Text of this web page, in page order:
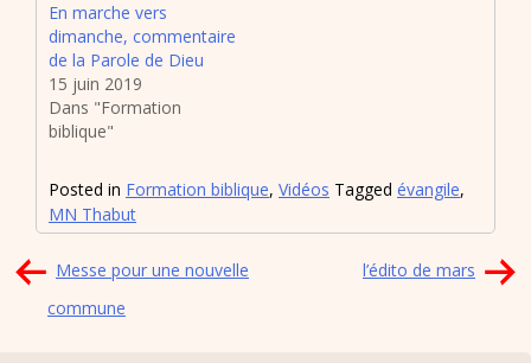
En marche vers
dimanche, commentaire
de la Parole de Dieu
15 juin 2019
Dans "Formation
biblique"
Posted in Formation biblique, Vidéos Tagged évangile,
MN Thabut
Navigation
de
Messe pour une nouvelle
commune
l’édito de mars